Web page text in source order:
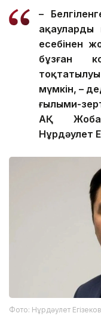
–
ақауларды
есебінен
бұзған
мүмкін, –
ғылыми-
АҚ
Нұрдәулет
Фото: Нұрдәулет